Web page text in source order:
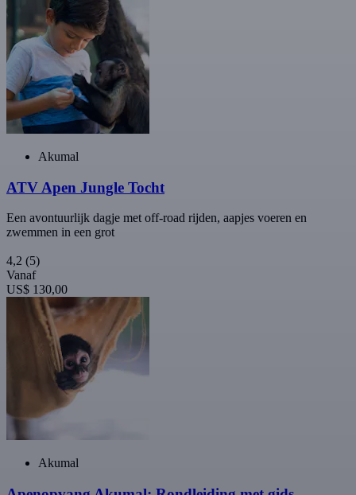
Akumal
ATV Apen Jungle Tocht
Een avontuurlijk dagje met off-road rijden, aapjes voeren en
zwemmen in een grot
4,2 (5)
Vanaf
US$ 130,00
Akumal